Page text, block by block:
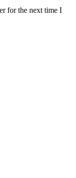
for the next time I